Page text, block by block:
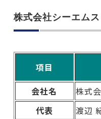
株式会社シーエム
項目
会社名
株式
代表
渡辺